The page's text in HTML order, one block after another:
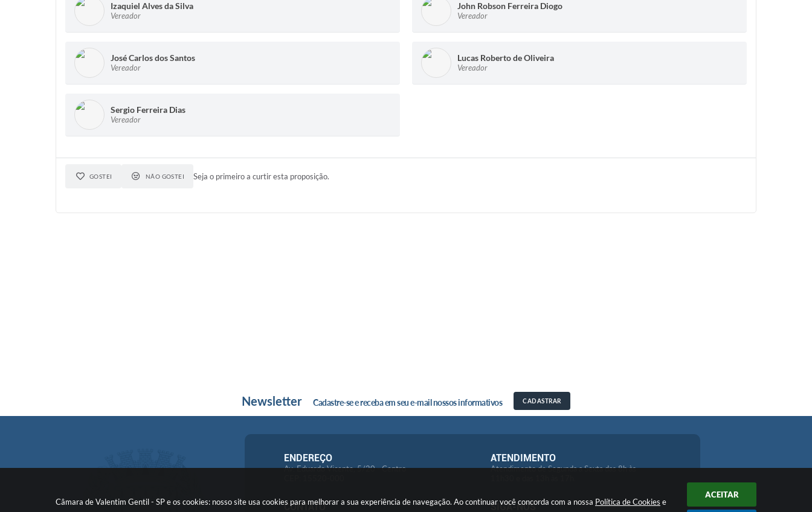
Câmara de Valentim Gentil - SP e os cookies: nosso site usa cookies para melhorar a sua experiência de navegação. Ao continuar você concorda com a nossa Política de Cookies e
ACEITAR
Izaquiel Alves da Silva
Vereador
John Robson Ferreira Diogo
Vereador
José Carlos dos Santos
Vereador
Lucas Roberto de Oliveira
Vereador
Sergio Ferreira Dias
Vereador
GOSTEI NÃO GOSTEI Seja o primeiro a curtir esta proposição.
Newsletter Cadastre-se e receba em seu e-mail nossos informativos CADASTRAR
ENDEREÇO
Av: Eduardo Vicente, 5/20 - Centro
ATENDIMENTO
Atendimento de Segunda a Sexta das 8h às
CONTATO SIGA-NOS